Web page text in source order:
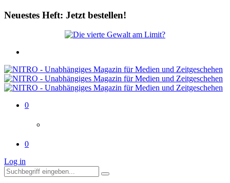
Neuestes Heft: Jetzt bestellen!
0
0
Log in